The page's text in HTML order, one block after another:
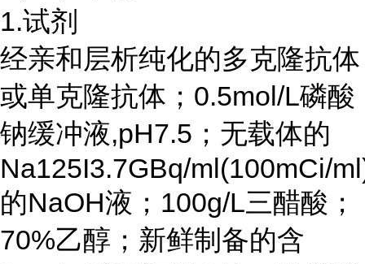
1.试剂
经亲和层析纯化的多克隆抗体
或单克隆抗体； 0.5mol/L磷酸
钠缓冲液,pH7.5；无载体的
Na125I3.7GBq/ml(100mCi/
的NaOH液；100g/L三醋酸；
70%乙醇；新鲜制备的含